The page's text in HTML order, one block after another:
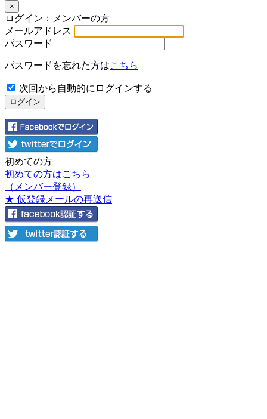
×
ログイン：メンバーの方
メールアドレス
パスワード
パスワードを忘れた方はこちら
次回から自動的にログインする
初めての方
初めての方はこちら
（メンバー登録）
★ 仮登録メールの再送信